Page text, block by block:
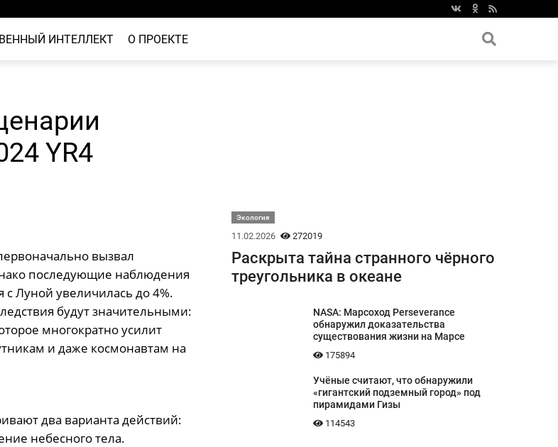
ИНТЕЛЛЕКТ О ПРОЕКТЕ
YR4
вызвал
последующие наблюдения
с Луной увеличилась до 4%.
будут значительными:
многократно усилит
и даже космонавтам на
два варианта действий:
небесного тела.
Экология
11.02.2026 272019
Раскрыта тайна странного чёрного
треугольника в океане
NASA: Марсоход Perseverance
обнаружил доказательства
существования жизни на Марсе
175894
Учёные считают, что обнаружили
«гигантский подземный город» под
пирамидами Гизы
114543